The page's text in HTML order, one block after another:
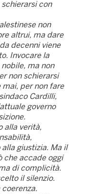
con
non
altrui, ma dare
decenni viene
Invocare la
ma non
non schierarsi
per non fare
Cardilli,
governo
alla verità,
giustizia. Ma il
che accade oggi
di complicità.
il silenzio.